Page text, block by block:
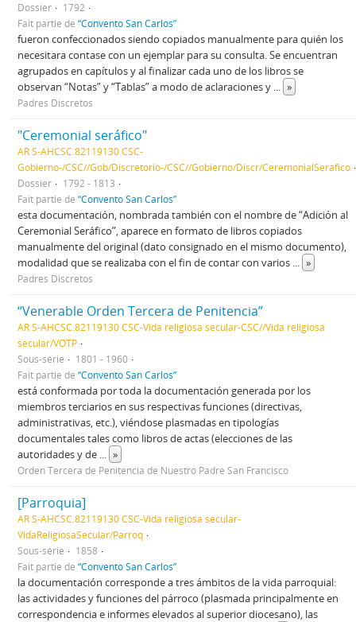
Dossier
1792
Fait partie de “Convento San Carlos”
fueron confeccionados siendo copiados manualmente para quién los
necesitara contase con un ejemplar para su consulta. Se encuentran
agrupados en capítulos y al finalizar cada uno de los libros se
observan “Notas” y “Tablas” a modo de aclaraciones y ... »
Padres Discretos
"Ceremonial seráfico"
AR S-AHCSC.82119130 CSC-
Gobierno-/CSC//Gob/Discretorio-/CSC//Gobierno/Discr/CeremonialSeráfico
Dossier
1792 - 1813
Fait partie de “Convento San Carlos”
esta documentación, nombrada también con el nombre de “Adición al
Ceremonial Seráfico”, aparece en formato de libros copiados
manualmente del original (dato consignado en el mismo documento),
modalidad que se realizaba con el fin de contar con varios ... »
Padres Discretos
“Venerable Orden Tercera de Penitencia”
AR S-AHCSC.82119130 CSC-Vida religiosa secular-CSC//Vida religiosa
secular/VOTP
Sous-série
1801 - 1960
Fait partie de “Convento San Carlos”
está conformada por toda la documentación generada por los
miembros terciarios en sus respectivas funciones (directivas,
administrativas, etc.), viéndose plasmadas en tipologías
documentales tales como libros de actas (elecciones de las
autoridades y de ... »
Orden Tercera de Penitencia de Nuestro Padre San Francisco
[Parroquia]
AR S-AHCSC.82119130 CSC-Vida religiosa secular-
VidaReligiosaSecular/Parroq
Sous-série
1858
Fait partie de “Convento San Carlos”
la documentación corresponde a tres ámbitos de la vida parroquial:
las actividades y funciones del párroco (plasmada principalmente en
correspondencia e informes elevados al superior diocesano), las